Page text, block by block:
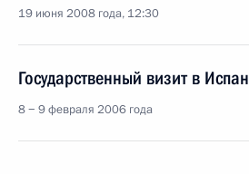
19 июня 2008 года, 12:30
Государственный визит в
8 − 9 февраля 2006 года